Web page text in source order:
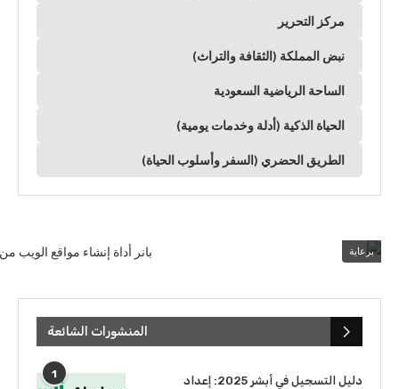
مركز التحرير
نبض المملكة (الثقافة والتراث)
الساحة الرياضية السعودية
الحياة الذكية (أدلة وخدمات يومية)
الطريق الحضري (السفر وأسلوب الحياة)
برعاية
المنشورات الشائعة
1
دليل التسجيل في أبشر 2025: إعداد